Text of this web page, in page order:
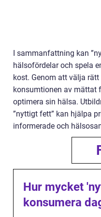
I sammanfattning kan
hälsofördelar och spela
kost. Genom att välja
konsumtionen av mättat
optimera sin hälsa.
”nyttigt fett” kan hjälpa
informerade och
Hur mycket
konsumera